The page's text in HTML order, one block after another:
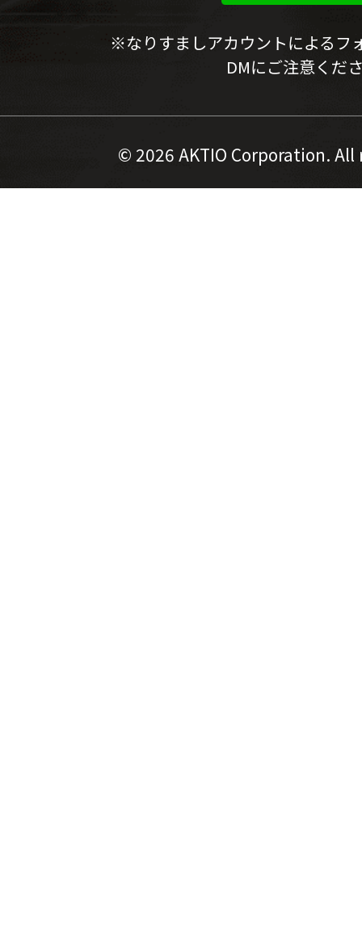
※なりすましアカウントによるフ
DMにご注意くだ
© 2026 AKTIO Corporation.